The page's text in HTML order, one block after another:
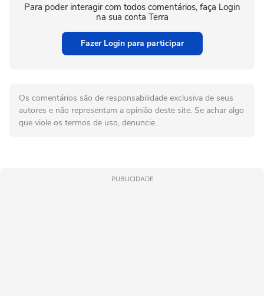
Para poder interagir com todos comentários, faça Login
na sua conta Terra
Fazer Login para participar
Os comentários são de responsabilidade exclusiva de seus
autores e não representam a opinião deste site. Se achar algo
que viole os termos de uso, denuncie.
PUBLICIDADE